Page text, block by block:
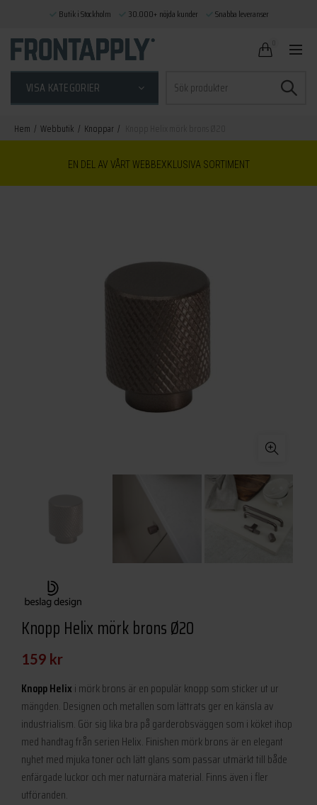
VISA KATEGORIER
efter:
Hem Webbutik Knoppar
EN DEL AV VÅRT WEBBEXKLUSIVA SORTIMENT
Knopp Helix mörk brons Ø20
159 kr
Knopp Helix i mörk brons är en populär knopp som sticker ut ur
mängden. Designen och metallen som lättrats ger en känsla av
industrialism. Gör sig lika bra på garderobsväggen som i köket ihop
med handtag från serien Helix. Finishen mörk brons är en elegant
nyhet med mjuka toner och lätt glans som passar utmärkt till både
enfärgade luckor och mer naturnära material. Finns även i fler
utföranden.
Butik i Stockholm 30.000+ nöjda kunder Snabba leveranser